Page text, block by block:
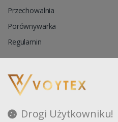
Drogi Użytkowniku!
Przechowalnia
Porównywarka
Regulamin
Reklamacja